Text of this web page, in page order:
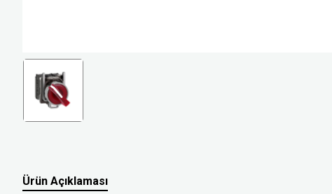
Ürün Açıklaması